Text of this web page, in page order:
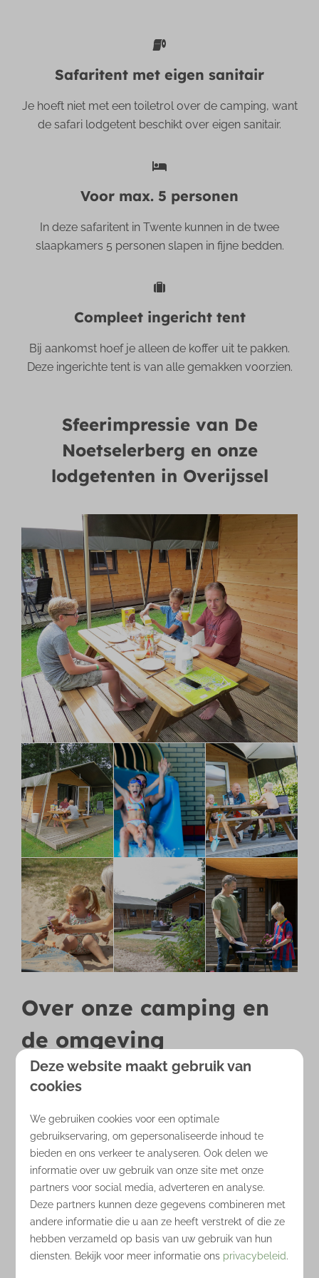
Safaritent met eigen sanitair
Je hoeft niet met een toiletrol over de camping, want
de safari lodgetent beschikt over eigen sanitair.
Voor max. 5 personen
In deze safaritent in Twente kunnen in de twee
slaapkamers 5 personen slapen in fijne bedden.
Compleet ingericht tent
Bij aankomst hoef je alleen de koffer uit te pakken.
Deze ingerichte tent is van alle gemakken voorzien.
Sfeerimpressie van De
Noetselerberg en onze
lodgetenten in Overijssel
Over onze camping en
de omgeving
Camping de Noetselerberg is een zeer complete
camping, waar je een lodgetent kunt huren in
Overijssel, met tal van faciliteiten, waaronder een
binnenbad met glijbaan en buitenbad,speeltuinen
en animatie. Ons vakantiepark is ook de ideale
uitvalsbasis voor verschillende activiteiten en
uitstapjes in de omgeving: prachtige
natuurgebieden en gezellige dorpen en steden,
evenals avontuurlijke attractieparken en culturele
bezienswaardigheden. Het bruisendeNijverdalligt
op slechts 15 minuten wandelen, en Hellendoorn is
Deze website maakt gebruik van
cookies
We gebruiken cookies voor een optimale
gebruikservaring, om gepersonaliseerde inhoud te
bieden en ons verkeer te analyseren. Ook delen we
informatie over uw gebruik van onze site met onze
partners voor social media, adverteren en analyse.
Deze partners kunnen deze gegevens combineren met
andere informatie die u aan ze heeft verstrekt of die ze
hebben verzameld op basis van uw gebruik van hun
diensten. Bekijk voor meer informatie ons privacybeleid.